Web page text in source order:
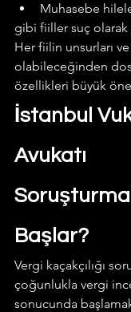
Muhasebe
gibi fiiller suç
Her fiilin unsurları ve
olabileceğinden
özellikleri büyük
İstanbul
Avukatı
Başlar?
Vergi kaçakçılığı
çoğunlukla vergi
sonucunda